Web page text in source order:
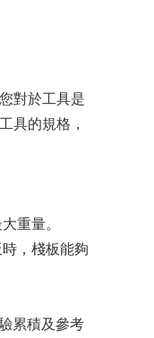
對於工具是
具的規格，
重量。
，棧板能夠
累積及參考